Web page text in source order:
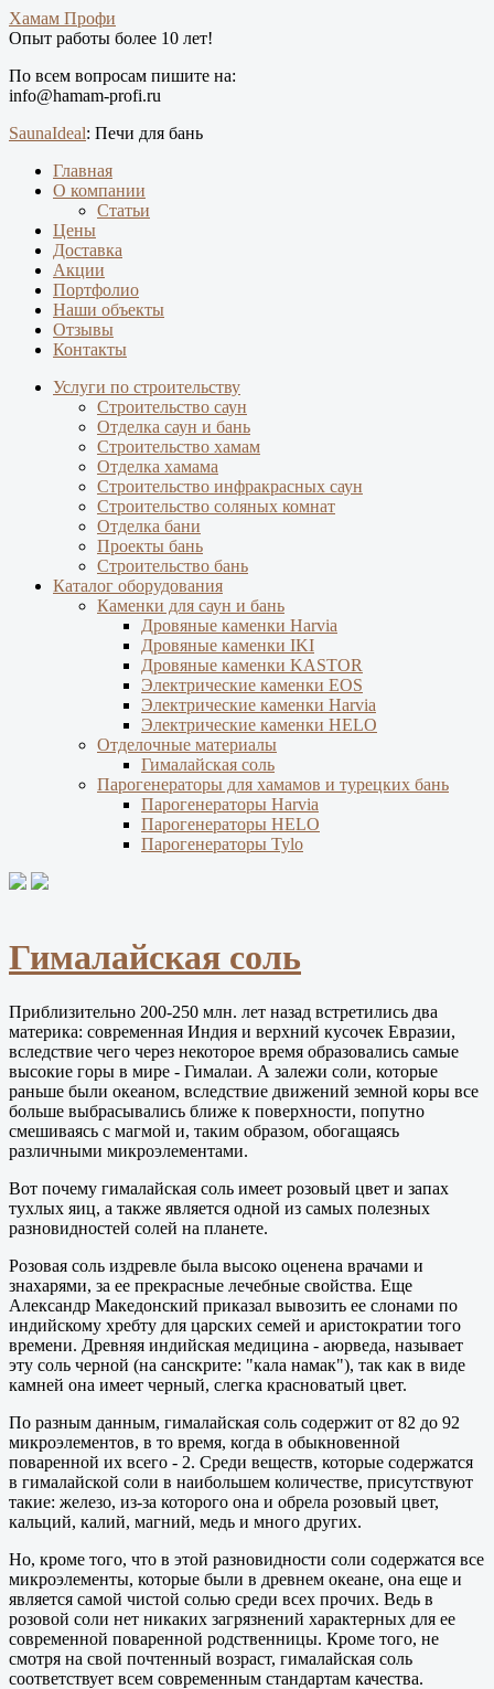
Хамам Профи
Опыт работы более 10 лет!
По всем вопросам пишите на:
info@hamam-profi.ru
SaunaIdeal: Печи для бань
Главная
О компании
Статьи
Цены
Доставка
Акции
Портфолио
Наши объекты
Отзывы
Контакты
Услуги по строительству
Строительство саун
Отделка саун и бань
Строительство хамам
Отделка хамама
Строительство инфракрасных саун
Строительство соляных комнат
Отделка бани
Проекты бань
Строительство бань
Каталог оборудования
Каменки для саун и бань
Дровяные каменки Harvia
Дровяные каменки IKI
Дровяные каменки KASTOR
Электрические каменки EOS
Электрические каменки Harvia
Электрические каменки HELO
Отделочные материалы
Гималайская соль
Парогенераторы для хамамов и турецких бань
Парогенераторы Harvia
Парогенераторы HELO
Парогенераторы Tylo
Гималайская соль
Приблизительно 200-250 млн. лет назад встретились два
материка: современная Индия и верхний кусочек Евразии,
вследствие чего через некоторое время образовались самые
высокие горы в мире - Гималаи. А залежи соли, которые
раньше были океаном, вследствие движений земной коры все
больше выбрасывались ближе к поверхности, попутно
смешиваясь с магмой и, таким образом, обогащаясь
различными микроэлементами.
Вот почему гималайская соль имеет розовый цвет и запах
тухлых яиц, а также является одной из самых полезных
разновидностей солей на планете.
Розовая соль издревле была высоко оценена врачами и
знахарями, за ее прекрасные лечебные свойства. Еще
Александр Македонский приказал вывозить ее слонами по
индийскому хребту для царских семей и аристократии того
времени. Древняя индийская медицина - аюрведа, называет
эту соль черной (на санскрите: "кала намак"), так как в виде
камней она имеет черный, слегка красноватый цвет.
По разным данным, гималайская соль содержит от 82 до 92
микроэлементов, в то время, когда в обыкновенной
поваренной их всего - 2. Среди веществ, которые содержатся
в гималайской соли в наибольшем количестве, присутствуют
такие: железо, из-за которого она и обрела розовый цвет,
кальций, калий, магний, медь и много других.
Но, кроме того, что в этой разновидности соли содержатся все
микроэлементы, которые были в древнем океане, она еще и
является самой чистой солью среди всех прочих. Ведь в
розовой соли нет никаких загрязнений характерных для ее
современной поваренной родственницы. Кроме того, не
смотря на свой почтенный возраст, гималайская соль
соответствует всем современным стандартам качества.